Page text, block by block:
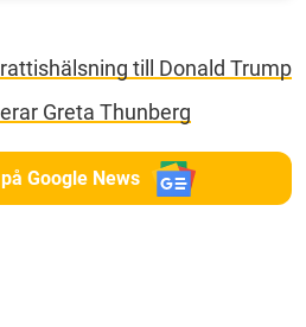
till Donald Trump
Greta Thunberg
Google News